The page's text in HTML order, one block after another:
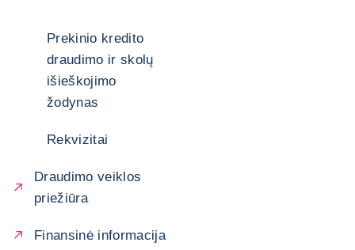
Prekinio kredito
draudimo ir skolų
išieškojimo
žodynas
Rekvizitai
Draudimo veiklos
priežiūra
Finansinė informacija